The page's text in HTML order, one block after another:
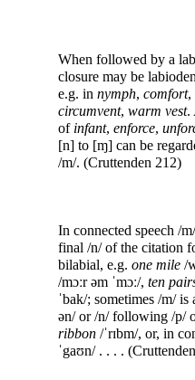
When followed by a
closure may be
e.g. in nymph, comfort,
circumvent, warm vest.
of infant, enforce,
[n] to [ɱ] can be
/m/. (Cruttenden 212)
In connected speech /
final /n/ of the citation
bilabial, e.g. one mile /
/mɔːr əm ˈmɔː/, ten
ˈbak/; sometimes /m/
ən/ or /n/ following /p/
ribbon /ˈrɪbm/, or, in
ˈgaʊn/ . . . .